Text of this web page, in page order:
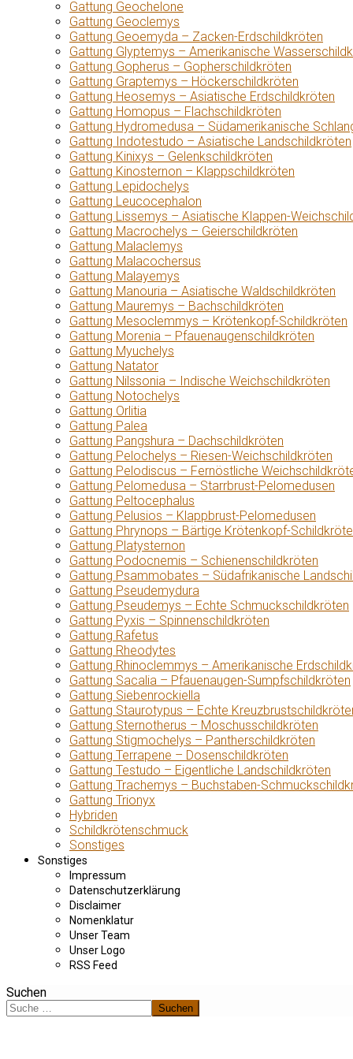
Gattung Geochelone
Gattung Geoclemys
Gattung Geoemyda – Zacken-Erdschildkröten
Gattung Glyptemys – Amerikanische
Gattung Gopherus – Gopherschildkröten
Gattung Graptemys – Höckerschildkröten
Gattung Heosemys – Asiatische Erdschildkröten
Gattung Homopus – Flachschildkröten
Gattung Hydromedusa – Südamerikanische
Gattung Indotestudo – Asiatische Landschildkröten
Gattung Kinixys – Gelenkschildkröten
Gattung Kinosternon – Klappschildkröten
Gattung Lepidochelys
Gattung Leucocephalon
Gattung Lissemys – Asiatische Klappen-
Gattung Macrochelys – Geierschildkröten
Gattung Malaclemys
Gattung Malacochersus
Gattung Malayemys
Gattung Manouria – Asiatische Waldschildkröten
Gattung Mauremys – Bachschildkröten
Gattung Mesoclemmys – Krötenkopf-Schildkröten
Gattung Morenia – Pfauenaugenschildkröten
Gattung Myuchelys
Gattung Natator
Gattung Nilssonia – Indische Weichschildkröten
Gattung Notochelys
Gattung Orlitia
Gattung Palea
Gattung Pangshura – Dachschildkröten
Gattung Pelochelys – Riesen-Weichschildkröten
Gattung Pelodiscus – Fernöstliche
Gattung Pelomedusa – Starrbrust-Pelomedusen
Gattung Peltocephalus
Gattung Pelusios – Klappbrust-Pelomedusen
Gattung Phrynops – Bärtige Krötenkopf-
Gattung Platysternon
Gattung Podocnemis – Schienenschildkröten
Gattung Psammobates – Südafrikanische
Gattung Pseudemydura
Gattung Pseudemys – Echte Schmuckschildkröten
Gattung Pyxis – Spinnenschildkröten
Gattung Rafetus
Gattung Rheodytes
Gattung Rhinoclemmys – Amerikanische
Gattung Sacalia – Pfauenaugen-Sumpfschildkröten
Gattung Siebenrockiella
Gattung Staurotypus – Echte
Gattung Sternotherus – Moschusschildkröten
Gattung Stigmochelys – Pantherschildkröten
Gattung Terrapene – Dosenschildkröten
Gattung Testudo – Eigentliche Landschildkröten
Gattung Trachemys – Buchstaben-
Gattung Trionyx
Hybriden
Schildkrötenschmuck
Sonstiges
Sonstiges
Impressum
Datenschutzerklärung
Disclaimer
Nomenklatur
Unser Team
Unser Logo
RSS Feed
Suchen
Suchen